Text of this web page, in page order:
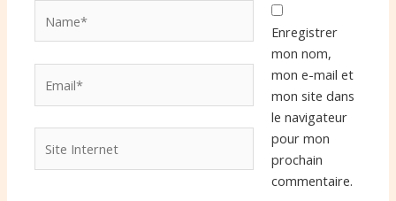
Internet
Enregistrer
mon nom,
mon e-mail et
mon site dans
le navigateur
pour mon
prochain
commentaire.